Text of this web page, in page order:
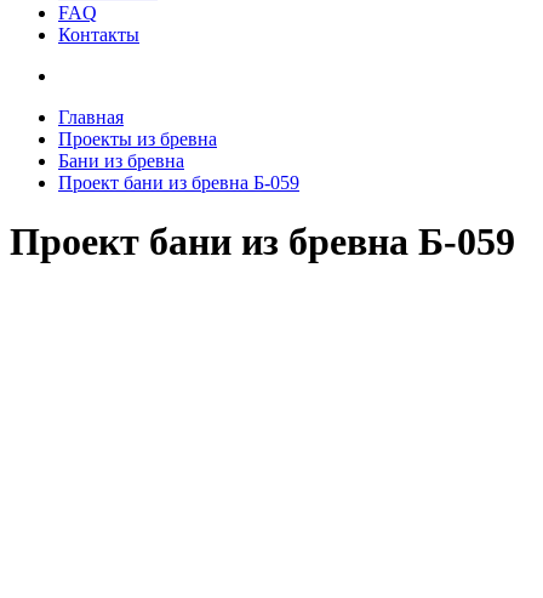
FAQ
Контакты
Главная
Проекты из бревна
Бани из бревна
Проект бани из бревна Б-059
Проект бани из бревна Б-059